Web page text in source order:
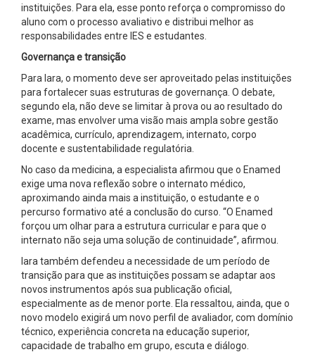
instituições. Para ela, esse ponto reforça o compromisso do
aluno com o processo avaliativo e distribui melhor as
responsabilidades entre IES e estudantes.
Governança e transição
Para Iara, o momento deve ser aproveitado pelas instituições
para fortalecer suas estruturas de governança. O debate,
segundo ela, não deve se limitar à prova ou ao resultado do
exame, mas envolver uma visão mais ampla sobre gestão
acadêmica, currículo, aprendizagem, internato, corpo
docente e sustentabilidade regulatória.
No caso da medicina, a especialista afirmou que o Enamed
exige uma nova reflexão sobre o internato médico,
aproximando ainda mais a instituição, o estudante e o
percurso formativo até a conclusão do curso. “O Enamed
forçou um olhar para a estrutura curricular e para que o
internato não seja uma solução de continuidade”, afirmou.
Iara também defendeu a necessidade de um período de
transição para que as instituições possam se adaptar aos
novos instrumentos após sua publicação oficial,
especialmente as de menor porte. Ela ressaltou, ainda, que o
novo modelo exigirá um novo perfil de avaliador, com domínio
técnico, experiência concreta na educação superior,
capacidade de trabalho em grupo, escuta e diálogo.